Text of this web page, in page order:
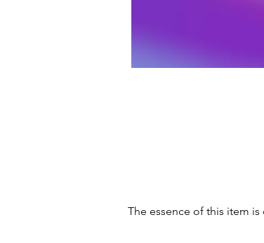
The essence of this item